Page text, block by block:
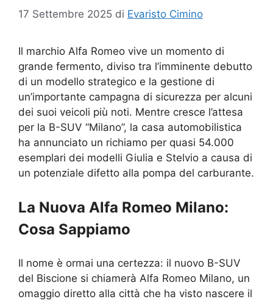
17 Settembre 2025 di Evaristo Cimino
Il marchio Alfa Romeo vive un momento di
grande fermento, diviso tra l’imminente debutto
di un modello strategico e la gestione di
un’importante campagna di sicurezza per alcuni
dei suoi veicoli più noti. Mentre cresce l’attesa
per la B-SUV “Milano”, la casa automobilistica
ha annunciato un richiamo per quasi 54.000
esemplari dei modelli Giulia e Stelvio a causa di
un potenziale difetto alla pompa del carburante.
La Nuova Alfa Romeo Milano:
Cosa Sappiamo
Il nome è ormai una certezza: il nuovo B-SUV
del Biscione si chiamerà Alfa Romeo Milano, un
omaggio diretto alla città che ha visto nascere il